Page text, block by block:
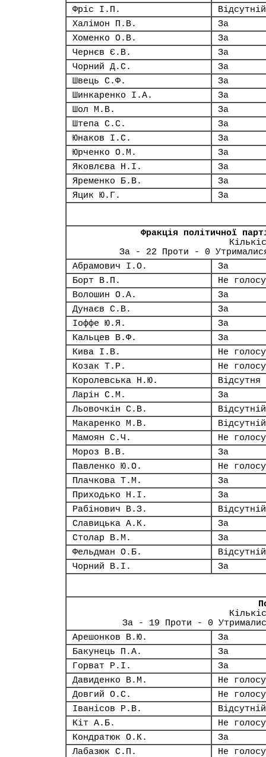
Фріс І.П.
Відсутній
Халімон П.В.
За
Хоменко О.В.
За
Чернєв Є.В.
За
Чорний Д.С.
За
Швець С.Ф.
За
Шинкаренко І.А.
За
Шол М.В.
За
Штепа С.С.
За
Юнаков І.С.
За
Юрченко О.М.
За
Яковлєва Н.І.
За
Яременко Б.В.
За
Яцик Ю.Г.
За
Фракція політичної
За - 22 Проти - 0
Абрамович І.О.
За
Борт В.П.
Не
Волошин О.А.
За
Дунаєв С.В.
За
Іоффе Ю.Я.
За
Кальцев В.Ф.
За
Кива І.В.
Не
Козак Т.Р.
Не
Королевська Н.Ю.
Відсутня
Ларін С.М.
За
Льовочкін С.В.
Відсутній
Макаренко М.В.
Відсутній
Мамоян С.Ч.
Не
Мороз В.В.
За
Павленко Ю.О.
Не
Плачкова Т.М.
За
Приходько Н.І.
За
Рабінович В.З.
Відсутній
Славицька А.К.
За
Столар В.М.
За
Фельдман О.Б.
Відсутній
Чорний В.І.
За
За - 19 Проти - 0
Арешонков В.Ю.
За
Бакунець П.А.
За
Горват Р.І.
За
Давиденко В.М.
Не
Довгий О.С.
Не
Іванісов Р.В.
Відсутній
Кіт А.Б.
Не
Кондратюк О.К.
За
Лабазюк С.П.
Не